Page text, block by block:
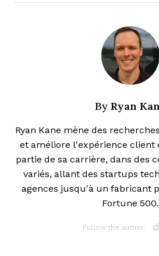
By Ryan
Ryan Kane mène des
et améliore l'expérience client
partie de sa carrière, dans des
variés, allant des startups
agences jusqu'à un fabricant
Fortune 500.
Follow the author: